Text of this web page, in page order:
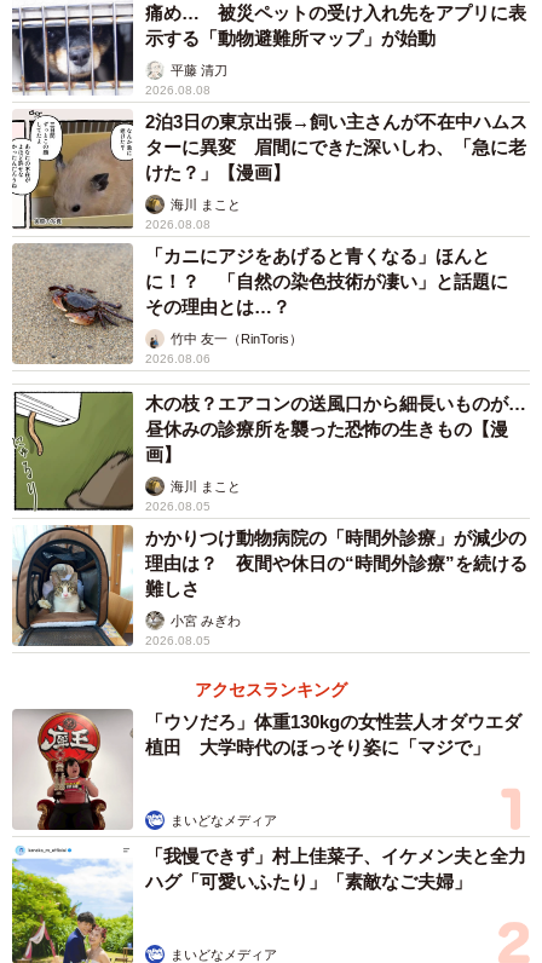
痛め… 被災ペットの受け入れ先をアプリに表
示する「動物避難所マップ」が始動
平藤 清刀
2026.08.08
2泊3日の東京出張→飼い主さんが不在中ハムス
ターに異変 眉間にできた深いしわ、「急に老
けた？」【漫画】
海川 まこと
2026.08.08
「カニにアジをあげると青くなる」ほんと
に！？ 「自然の染色技術が凄い」と話題に
その理由とは…？
竹中 友一（RinToris）
2026.08.06
木の枝？エアコンの送風口から細長いものが…
昼休みの診療所を襲った恐怖の生きもの【漫
画】
海川 まこと
2026.08.05
かかりつけ動物病院の「時間外診療」が減少の
理由は？ 夜間や休日の“時間外診療”を続ける
難しさ
小宮 みぎわ
2026.08.05
アクセスランキング
「ウソだろ」体重130kgの女性芸人オダウエダ
植田 大学時代のほっそり姿に「マジで」
まいどなメディア
「我慢できず」村上佳菜子、イケメン夫と全力
ハグ「可愛いふたり」「素敵なご夫婦」
まいどなメディア